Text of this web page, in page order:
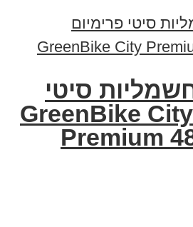
סיטי
פרימיום GreenBike City
Premium